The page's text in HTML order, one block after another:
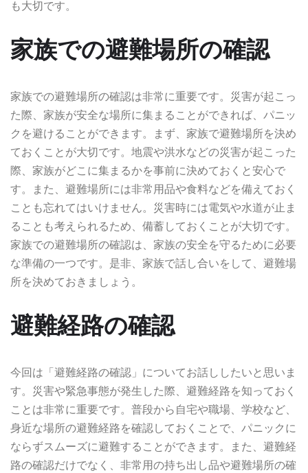
も大切です。
家族での避難場所の確認
家族での避難場所の確認は非常に重要です。災害が起こっ
た際、家族が安全な場所に集まることができれば、パニッ
クを避けることができます。まず、家族で避難場所を決め
ておくことが大切です。地震や洪水などの災害が起こった
際、家族がどこに集まるかを事前に決めておくと安心で
す。また、避難場所には非常用品や食料などを備えておく
ことも忘れてはいけません。災害時には電気や水道が止ま
ることも考えられるため、備蓄しておくことが大切です。
家族での避難場所の確認は、家族の安全を守るために必要
な準備の一つです。是非、家族で話し合いをして、避難場
所を決めておきましょう。
避難経路の確認
今回は「避難経路の確認」についてお話ししたいと思いま
す。災害や緊急事態が発生した際、避難経路を知っておく
ことは非常に重要です。普段から自宅や職場、学校など、
身近な場所の避難経路を確認しておくことで、パニックに
ならずスムーズに避難することができます。また、避難経
路の確認だけでなく、非常用の持ち出し品や避難場所の確